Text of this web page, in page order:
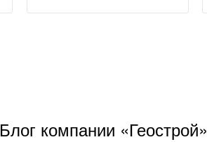
Блог компании «Геострой»